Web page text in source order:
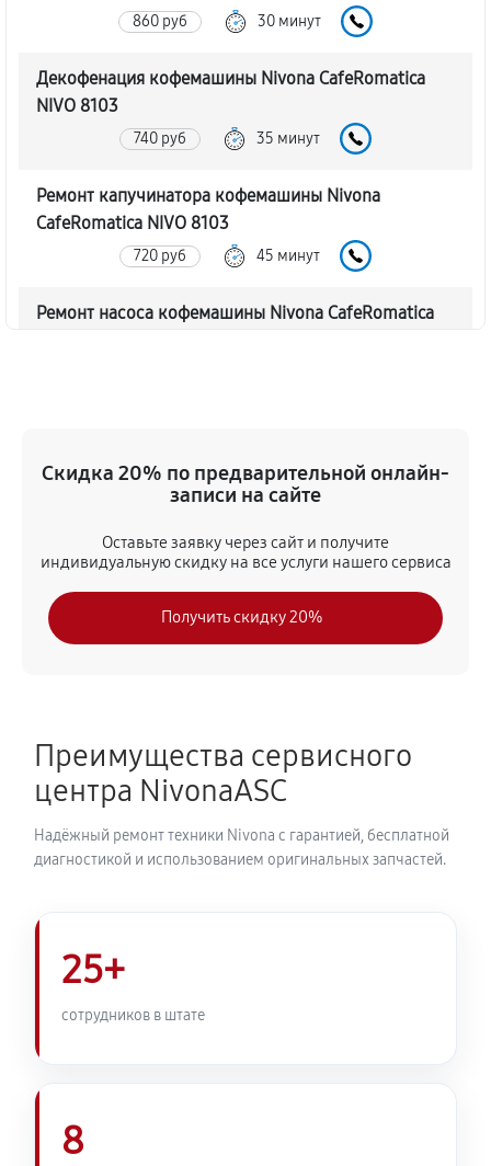
860 руб 30 минут
Декофенация кофемашины Nivona CafeRomatica
NIVO 8103
740 руб 35 минут
Ремонт капучинатора кофемашины Nivona
CafeRomatica NIVO 8103
720 руб 45 минут
Ремонт насоса кофемашины Nivona CafeRomatica
620 руб 45 минут
Чистка от кофейных масел
Замена модуля управления
NIVO 8103
720 руб 40 минут
Ремонт гидросистемы кофемашины Nivona
CafeRomatica NIVO 8103
Ремонт кофемолки кофемашины Nivona
CafeRomatica NIVO 8103
740 руб
Скидка 20% по предварительной онлайн-
записи на сайте
Оставьте заявку через сайт и получите
индивидуальную скидку на все услуги нашего сервиса
Получить скидку 20%
Преимущества сервисного
центра NivonaASC
Надёжный ремонт техники Nivona с гарантией, бесплатной
диагностикой и использованием оригинальных запчастей.
25+
сотрудников в штате
8